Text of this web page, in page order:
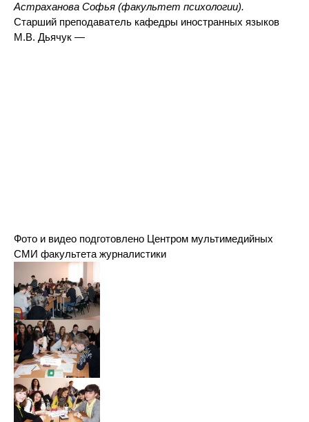
Астраханова Софья (факультет психологии).
Старший преподаватель кафедры иностранных языков
М.В. Дьячук —
Фото и видео подготовлено Центром мультимедийных
СМИ факультета журналистики